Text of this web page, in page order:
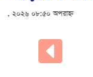
পূর্ববর্তী